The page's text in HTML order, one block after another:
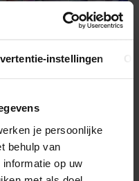
instellingen
je persoonlijke
behulp van
op uw